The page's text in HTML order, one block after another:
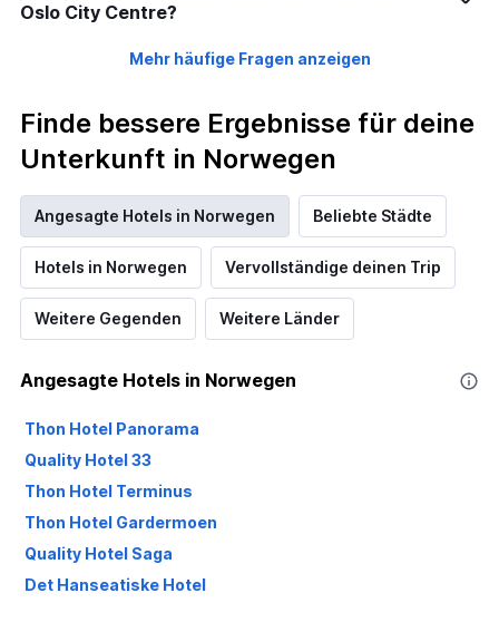
Oslo City Centre?
Mehr häufige Fragen anzeigen
Finde bessere Ergebnisse für deine
Unterkunft in Norwegen
Angesagte Hotels in Norwegen Beliebte Städte
Hotels in Norwegen Vervollständige deinen Trip
Weitere Gegenden Weitere Länder
Angesagte Hotels in Norwegen
Thon Hotel Panorama
Quality Hotel 33
Thon Hotel Terminus
Thon Hotel Gardermoen
Quality Hotel Saga
Det Hanseatiske Hotel